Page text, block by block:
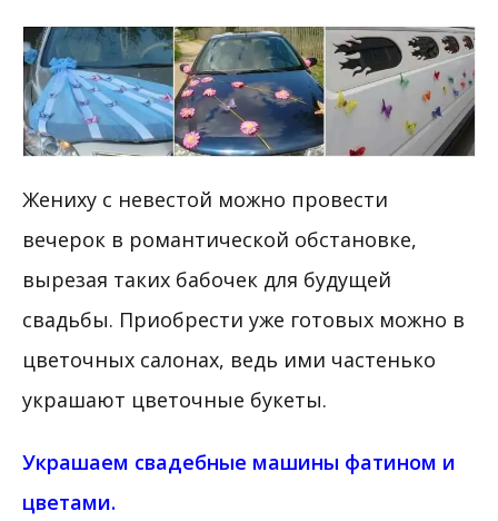
Жениху с невестой можно провести
вечерок в романтической обстановке,
вырезая таких бабочек для будущей
свадьбы. Приобрести уже готовых можно в
цветочных салонах, ведь ими частенько
украшают цветочные букеты.
Украшаем свадебные машины фатином и
цветами.